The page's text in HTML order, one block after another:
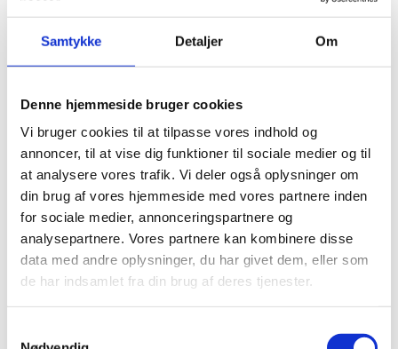
Samtykke Detaljer Om
Denne hjemmeside bruger cookies
Vi bruger cookies til at tilpasse vores indhold og
annoncer, til at vise dig funktioner til sociale medier og til
at analysere vores trafik. Vi deler også oplysninger om
din brug af vores hjemmeside med vores partnere inden
for sociale medier, annonceringspartnere og
analysepartnere. Vores partnere kan kombinere disse
data med andre oplysninger, du har givet dem, eller som
de har indsamlet fra din brug af deres tjenester.